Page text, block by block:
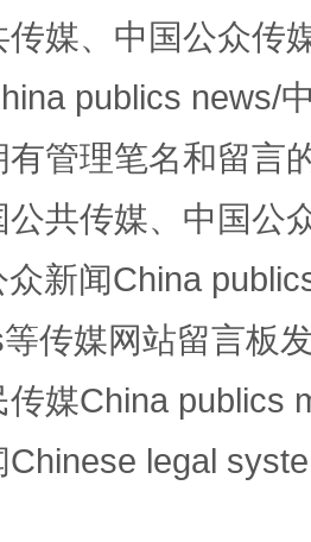
魏明亮
丛生
生
传媒、中国公众传
publics news/
管理笔名和留言
公共传媒、中国公
众新闻China
传媒网站留言板
媒China publics
Chinese legal